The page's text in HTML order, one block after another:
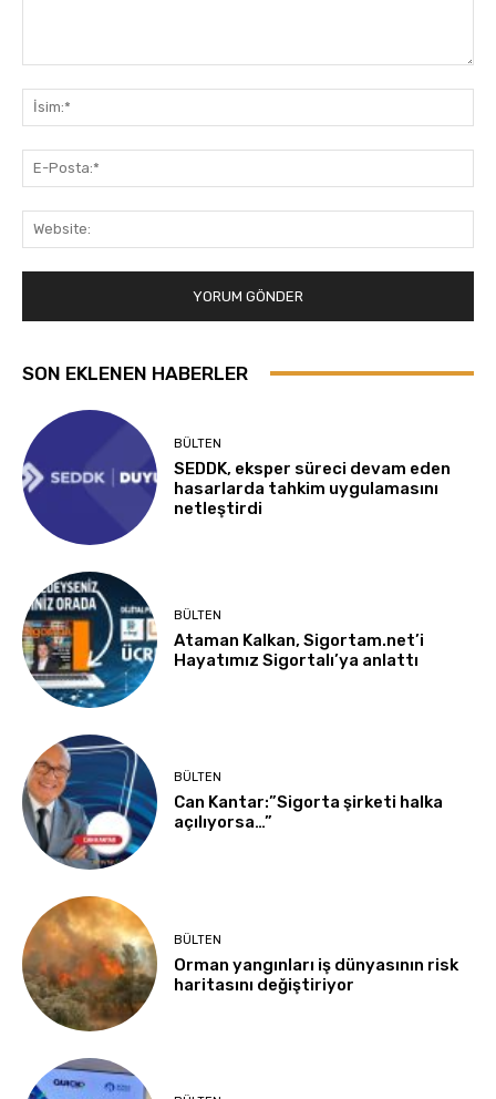
SON EKLENEN HABERLER
BÜLTEN
SEDDK, eksper süreci devam eden
hasarlarda tahkim uygulamasını
netleştirdi
BÜLTEN
Ataman Kalkan, Sigortam.net’i
Hayatımız Sigortalı’ya anlattı
BÜLTEN
Can Kantar:”Sigorta şirketi halka
açılıyorsa…”
BÜLTEN
Orman yangınları iş dünyasının risk
haritasını değiştiriyor